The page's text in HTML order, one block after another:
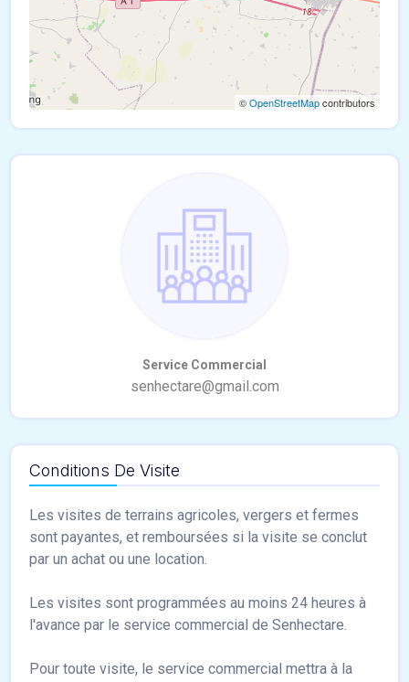
©OpenStreetMapcontributors
Conditions De Visite
Les visites de terrains agricoles, vergers et fermes
sont payantes, et remboursées si la visite se conclut
par un achat ou une location.
Les visites sont programmées au moins 24 heures à
l'avance par le service commercial de Senhectare.
Pour toute visite, le service commercial mettra à la